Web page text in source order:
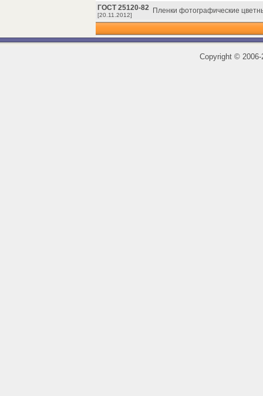
ГОСТ 25120-82
[20.11.2012]
Пленки фотографические
Copyright ©